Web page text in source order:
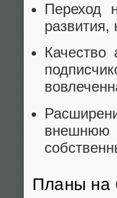
Переход
Качество
внешнюю
Планы на